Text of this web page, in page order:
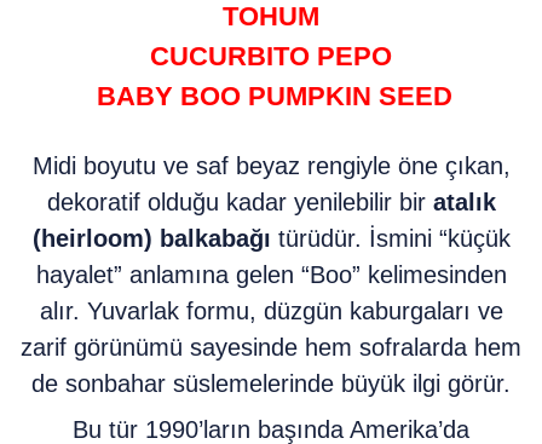
TOHUM
CUCURBITO PEPO
BABY BOO PUMPKIN SEED
Midi boyutu ve saf beyaz rengiyle öne çıkan,
dekoratif olduğu kadar yenilebilir bir atalık
(heirloom) balkabağı türüdür. İsmini “küçük
hayalet” anlamına gelen “Boo” kelimesinden
alır. Yuvarlak formu, düzgün kaburgaları ve
zarif görünümü sayesinde hem sofralarda hem
de sonbahar süslemelerinde büyük ilgi görür.
Bu tür 1990’ların başında Amerika’da